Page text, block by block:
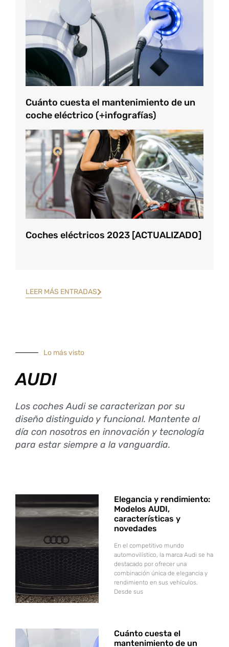
Cuánto cuesta el mantenimiento de un
coche eléctrico (+infografías)
Coches eléctricos 2023 [ACTUALIZADO]
LEER MÁS ENTRADAS
Lo más visto
AUDI
Los coches Audi se caracterizan por su
diseño distinguido y funcional. Mantente al
día con nosotros en innovación y tecnología
para estar siempre a la vanguardia.
Elegancia y rendimiento:
Modelos AUDI,
características y
novedades
En el competitivo mundo
automovilístico, la marca Audi se ha
destacado por ofrecer una
combinación única de elegancia y
rendimiento en sus vehículos.
Desde sus
Cuánto cuesta el
mantenimiento de un